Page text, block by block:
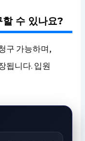
수 있나요?
구 가능하며,
됩니다. 입원